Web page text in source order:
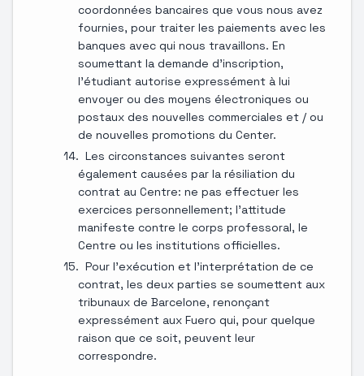
coordonnées bancaires que vous nous avez
fournies, pour traiter les paiements avec les
banques avec qui nous travaillons. En
soumettant la demande d'inscription,
l'étudiant autorise expressément à lui
envoyer ou des moyens électroniques ou
postaux des nouvelles commerciales et / ou
de nouvelles promotions du Center.
Les circonstances suivantes seront
également causées par la résiliation du
contrat au Centre: ne pas effectuer les
exercices personnellement; l'attitude
manifeste contre le corps professoral, le
Centre ou les institutions officielles.
Pour l'exécution et l'interprétation de ce
contrat, les deux parties se soumettent aux
tribunaux de Barcelone, renonçant
expressément aux Fuero qui, pour quelque
raison que ce soit, peuvent leur
correspondre.